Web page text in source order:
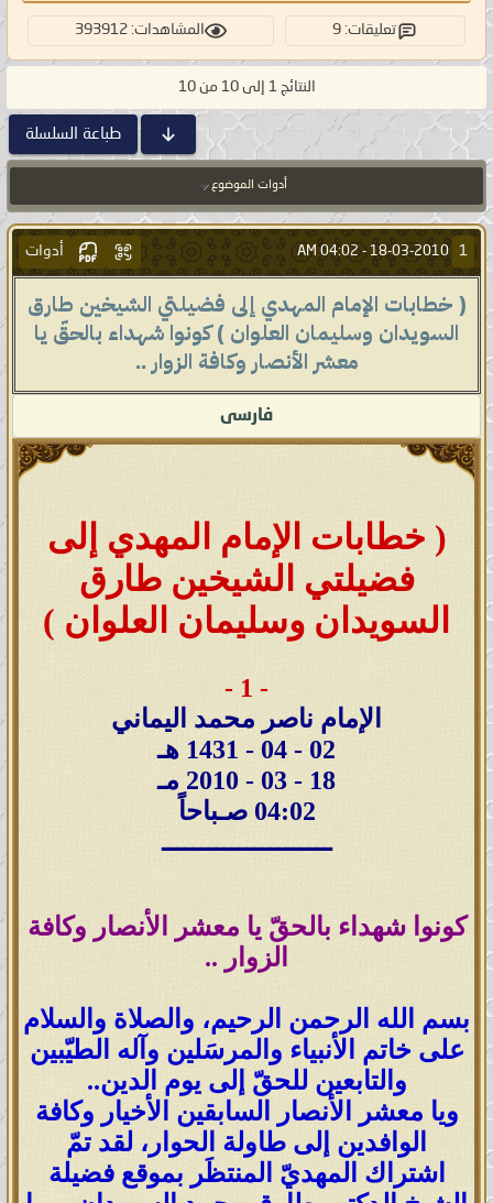
تعليقات: 9 المشاهدات: 393912
النتائج 1 إلى 10 من 10
طباعة السلسلة
أدوات الموضوع
1
18-03-2010 -
04:02 AM أدوات
( خطابات الإمام المهدي إلى فضيلتي الشيخين طارق
السويدان وسليمان العلوان ) كونوا شهداء بالحقّ يا
معشر الأنصار وكافة الزوار ..
فارسى
( خطابات الإمام المهدي إلى
فضيلتي الشيخين طارق
السويدان وسليمان العلوان )
- 1 -
الإمام ناصر محمد اليماني
02 - 04 - 1431 هـ
18 - 03 - 2010 مـ
04:02 صـباحاً
ــــــــــــــــــــــ
كونوا شهداء بالحقّ يا معشر الأنصار وكافة
الزوار ..
بسم الله الرحمن الرحيم، والصلاة والسلام
على خاتم الأنبياء والمرسَلين وآله الطيّبين
والتابعين للحقّ إلى يوم الدين..
ويا معشر الأنصار السابقين الأخيار وكافة
الوافدين إلى طاولة الحوار، لقد تمّ
اشتراك المهديّ المنتظَر بموقع فضيلة